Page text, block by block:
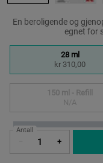
En beroligende og
egnet for
Selected
28 ml
kr 310,00
, 1 of 3
Selected
The
150 ml - Refill
N/A, 3 of 3
Antall
+